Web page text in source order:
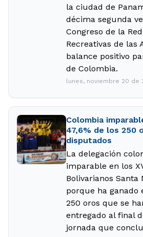
la ciudad de
décima segunda
Congreso de la
Recreativas de las
balance positivo
de Colombia.
lunes, noviembre 20 de
Colombia
47,6% de los 250
disputados
La delegación
imparable en los
Bolivarianos Santa
porque ha ganado
250 oros que se
entregado al final
jornada que